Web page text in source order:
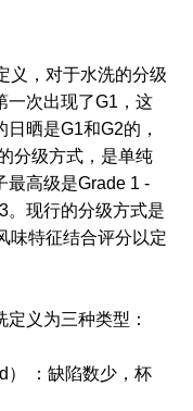
义，对于水洗的分级
一次出现了G1，这
晒是G1和G2的，
分级方式，是单纯
最高级是Grade 1 -
。现行的分级方式是
味特征结合评分以定
义为三种类型：
） ：缺陷数少，杯